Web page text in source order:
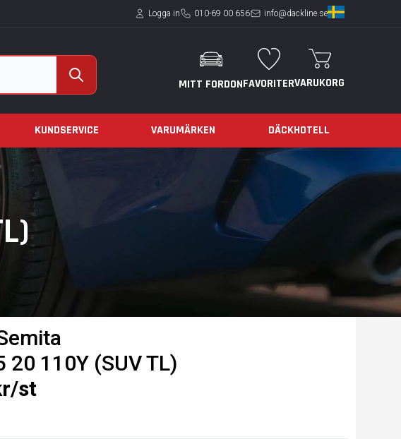
Logga in 010-69 00 656 info@dackline.se
MITT FORDONFAVORITERVARUKORG
KUNDSERVICE VARUMÄRKEN DÄCKHOTELL
20 110Y (SUV TL)
st